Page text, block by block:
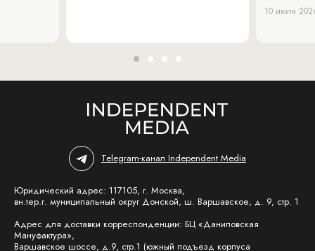
10 июля
Telegram-канал Independent Media
Юридический адрес: 117105, г. Москва,
вн.тер.г. муниципальный округ Донской, ш. Варшавское, д. 9, стр. 1
Адрес для доставки корреспонденции: БЦ «Даниловская
Мануфактура»,
Варшавское шоссе, д.9, стр.1 (южный подъезд корпуса